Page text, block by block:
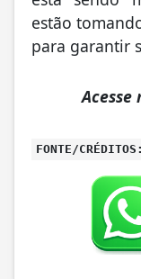
estão
para garantir
Acesse
FONTE/CRÉDITOS: